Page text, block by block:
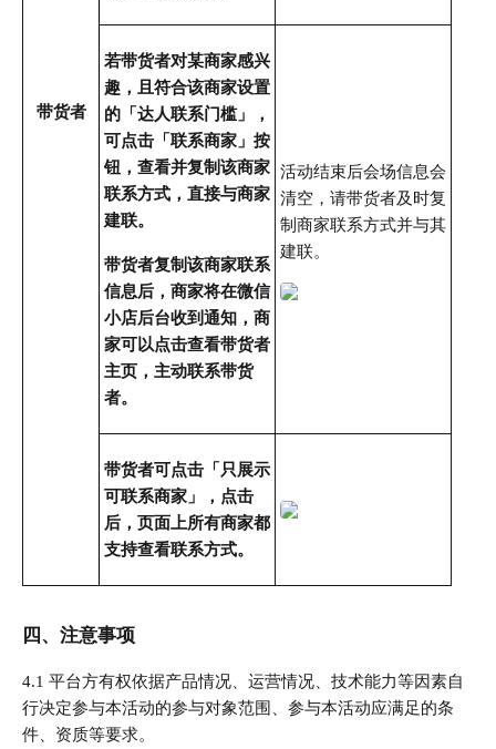
带货者
若带货者对某商家感兴
趣，且符合该商家设置
的「达人联系门槛」，
可点击「联系商家」按
钮，查看并复制该商家
联系方式，直接与商家
建联。
带货者复制该商家联系
信息后，商家将在微信
小店后台收到通知，商
家可以点击查看带货者
主页，主动联系带货
者。
活动结束后会场信息会
清空，请带货者及时复
制商家联系方式并与其
建联。
带货者可点击「只展示
可联系商家」，点击
后，页面上所有商家都
支持查看联系方式。
四、注意事项
4.1 平台方有权依据产品情况、运营情况、技术能力等因素自
行决定参与本活动的参与对象范围、参与本活动应满足的条
件、资质等要求。